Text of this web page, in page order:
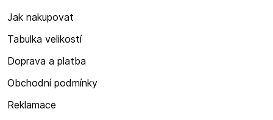
Jak nakupovat
Tabulka velikostí
Doprava a platba
Obchodní podmínky
Reklamace